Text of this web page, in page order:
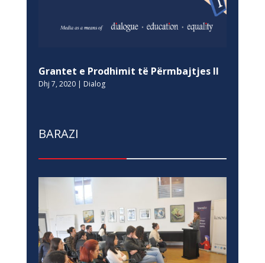
Grantet e Prodhimit të Përmbajtjes II
Dhj 7, 2020| Dialog
BARAZI